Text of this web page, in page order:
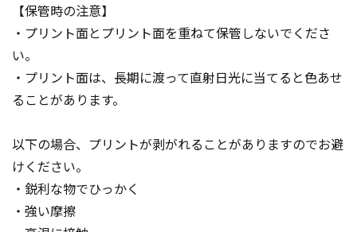
【保管時の注意】
・プリント面とプリント面を重ねて保管しないでくださ
い。
・プリント面は、長期に渡って直射日光に当てると色あせ
ることがあります。
以下の場合、プリントが剥がれることがありますのでお避
けください。
・鋭利な物でひっかく
・強い摩擦